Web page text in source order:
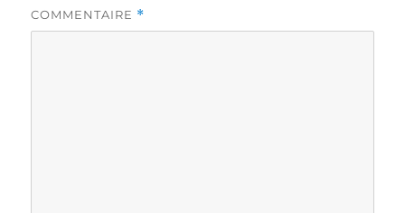
COMMENTAIRE *